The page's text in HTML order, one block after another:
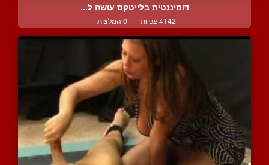
דומיננטית בלייטקס עושה ל...
4142 צפיות | 0 המלצות